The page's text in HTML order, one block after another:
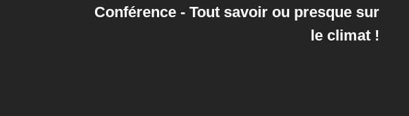
Conférence - Tout savoir ou presque sur
le climat !